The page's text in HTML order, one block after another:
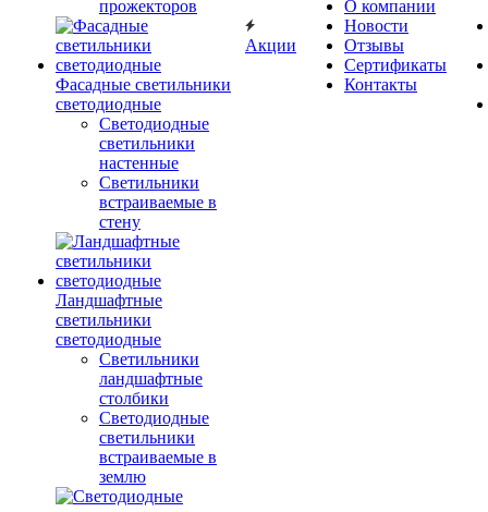
прожекторов
Фасадные светильники
светодиодные
Светодиодные
светильники
настенные
Светильники
встраиваемые в
стену
Ландшафтные
светильники
светодиодные
Светильники
ландшафтные
столбики
Светодиодные
светильники
встраиваемые в
землю
Акции
О компании
Новости
Отзывы
Сертификаты
Контакты